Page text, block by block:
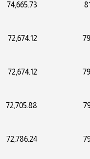
74,665.73
72,674.12
72,674.12
72,705.88
72,786.24